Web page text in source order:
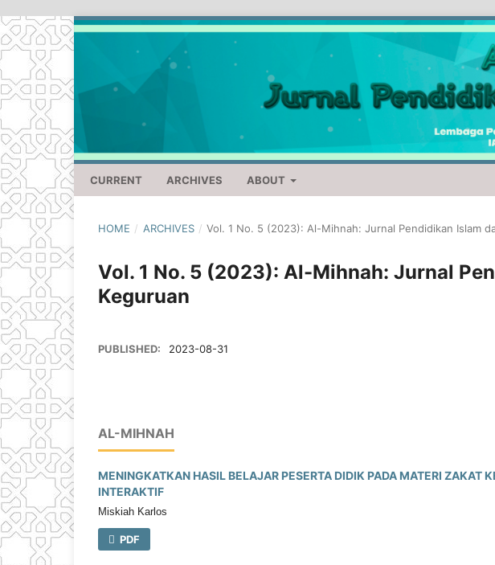
CURRENT ARCHIVES ABOUT
HOME / ARCHIVES / Vol. 1 No. 5 (2023): Al-Mihnah: Jurnal Pendidikan Islam
Vol. 1 No. 5 (2023): Al-Mihnah: Jurnal
Keguruan
PUBLISHED: 2023-08-31
AL-MIHNAH
MENINGKATKAN HASIL BELAJAR PESERTA DIDIK PADA MATERI ZAKAT
INTERAKTIF
Miskiah Karlos
PDF